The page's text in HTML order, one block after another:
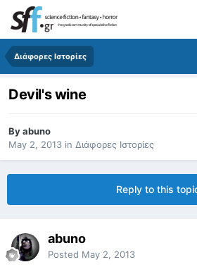
Διάφορες Ιστορίες
Devil's wine
Byabuno
May 2, 2013 in Διάφορες Ιστορίες
Reply to this
abuno
Posted May 2, 2013